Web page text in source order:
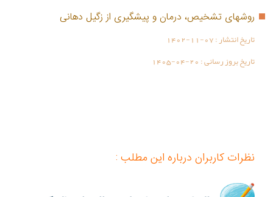
روشهای تشخیص، درمان و پیشگیری از زگیل دهانی
تاریخ انتشار :1402-11-07
تاریخ بروز رسانی :1405-04-20
نظرات کاربران درباره این مطلب :